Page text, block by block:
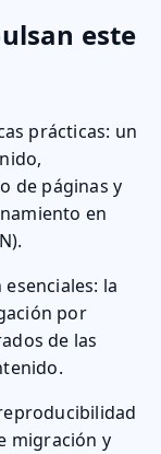
este
prácticas: un
de páginas y
en
la
por
de las
migración y